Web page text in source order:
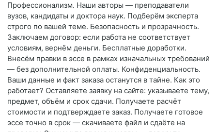
Профессионализм. Наши авторы — преподаватели
вузов, кандидаты и доктора наук. Подберём эксперта
строго по вашей теме. Безопасность и прозрачность.
Заключаем договор: если работа не соответствует
условиям, вернём деньги. Бесплатные доработки.
Внесём правки в эссе в рамках изначальных требований
— без дополнительной оплаты. Конфиденциальность.
Ваши данные и факт заказа останутся в тайне. Как это
работает? Оставляете заявку на сайте: указываете тему,
предмет, объём и срок сдачи. Получаете расчёт
стоимости и подтверждаете заказ. Получаете готовое
эссе точно в срок — скачиваете файл и сдаёте на